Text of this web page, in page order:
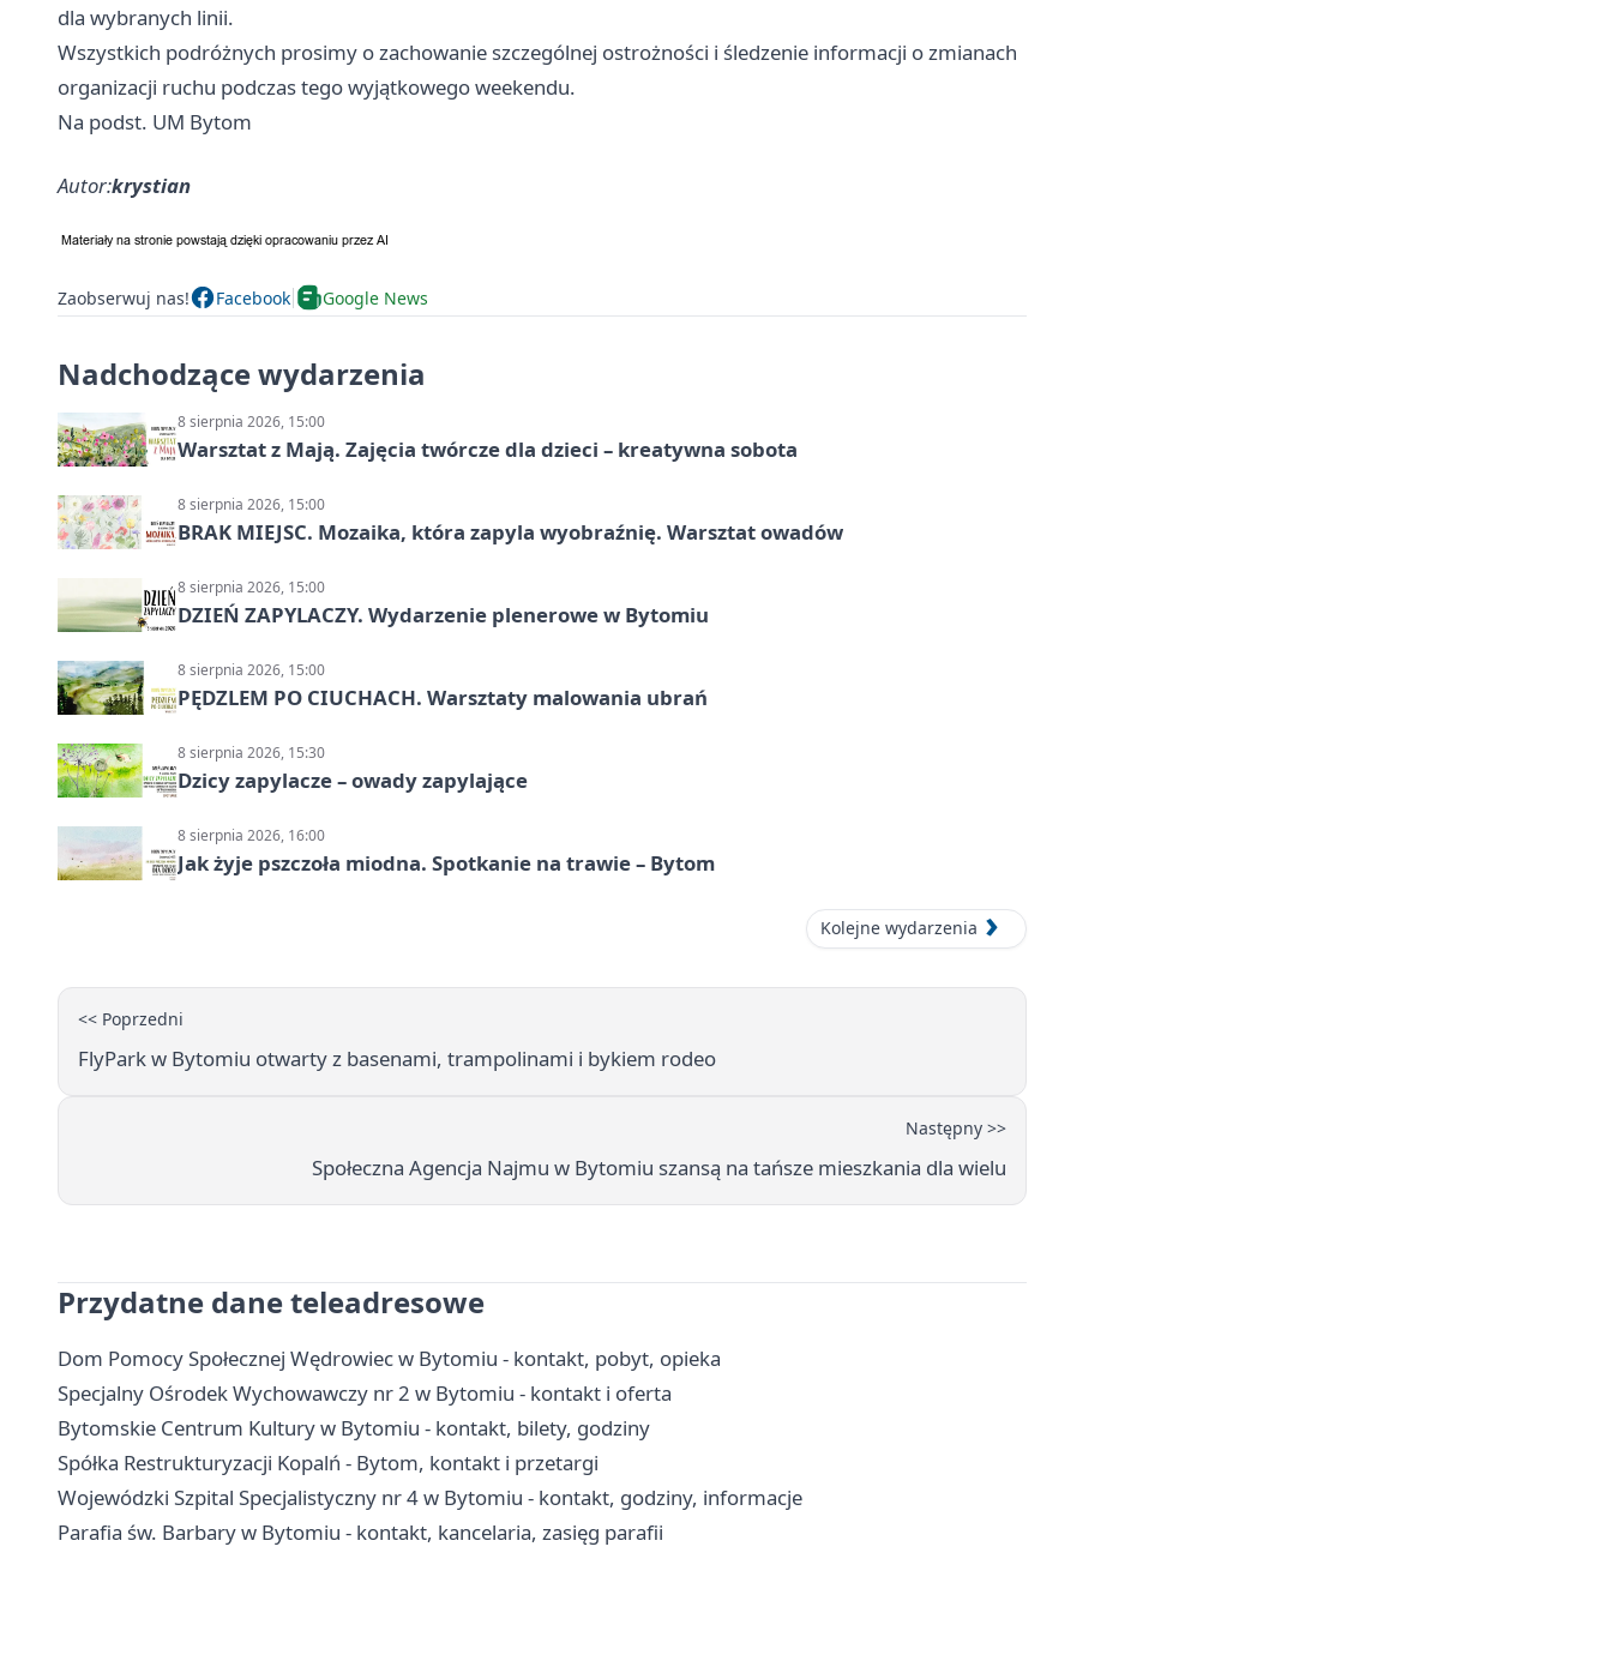
dla wybranych linii.
Wszystkich podróżnych prosimy o zachowanie szczególnej ostrożności i śledzenie informacji o zmianach
organizacji ruchu podczas tego wyjątkowego weekendu.
Na podst. UM Bytom
Autor:krystian
Zaobserwuj nas! Facebook Google News
Nadchodzące wydarzenia
8 sierpnia 2026, 15:00
Warsztat z Mają. Zajęcia twórcze dla dzieci – kreatywna sobota
8 sierpnia 2026, 15:00
BRAK MIEJSC. Mozaika, która zapyla wyobraźnię. Warsztat owadów
8 sierpnia 2026, 15:00
DZIEŃ ZAPYLACZY. Wydarzenie plenerowe w Bytomiu
8 sierpnia 2026, 15:00
PĘDZLEM PO CIUCHACH. Warsztaty malowania ubrań
8 sierpnia 2026, 15:30
Dzicy zapylacze – owady zapylające
8 sierpnia 2026, 16:00
Jak żyje pszczoła miodna. Spotkanie na trawie – Bytom
Kolejne wydarzenia
<< Poprzedni
FlyPark w Bytomiu otwarty z basenami, trampolinami i bykiem rodeo
Następny >>
Społeczna Agencja Najmu w Bytomiu szansą na tańsze mieszkania dla wielu
Przydatne dane teleadresowe
Dom Pomocy Społecznej Wędrowiec w Bytomiu - kontakt, pobyt, opieka
Specjalny Ośrodek Wychowawczy nr 2 w Bytomiu - kontakt i oferta
Bytomskie Centrum Kultury w Bytomiu - kontakt, bilety, godziny
Spółka Restrukturyzacji Kopalń - Bytom, kontakt i przetargi
Wojewódzki Szpital Specjalistyczny nr 4 w Bytomiu - kontakt, godziny, informacje
Parafia św. Barbary w Bytomiu - kontakt, kancelaria, zasięg parafii